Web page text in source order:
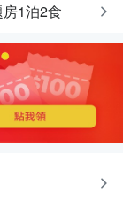
1泊2食